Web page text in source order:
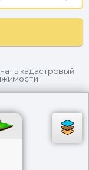
кадастровый